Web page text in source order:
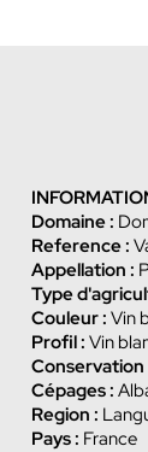
Domaine :
Reference :
Appellation :
Type
Couleur : Vin
Profil : Vin
Conservation
Cépages :
Region :
Pays : France